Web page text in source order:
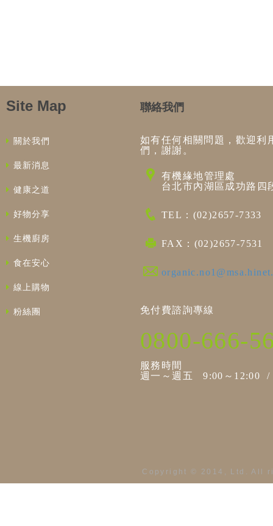
Site Map
關於我們
最新消息
健康之道
好物分享
生機廚房
食在安心
線上購物
粉絲團
聯絡我們
如有任何相關問題，歡迎利
們，謝謝。
有機緣地管理處
台北市內湖區成功路四
TEL：(02)2657-7333
FAX：(02)2657-7531
免付費諮詢專線
0800-666-
服務時間
週一～週五 9:00～12:00 /
Copyright © 2014, Ltd.